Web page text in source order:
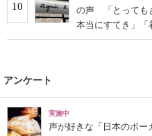
10
の声 「とっても
本当にすてき」「
アンケート
実施中
声が好きな「日本のボー